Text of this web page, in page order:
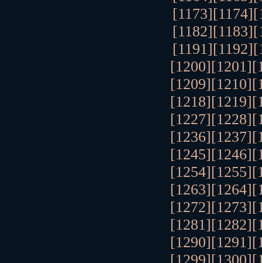
[1173][1174]
[1182][1183]
[1191][1192]
[1200][1201]
[1209][1210]
[1218][1219]
[1227][1228]
[1236][1237]
[1245][1246]
[1254][1255]
[1263][1264]
[1272][1273]
[1281][1282]
[1290][1291]